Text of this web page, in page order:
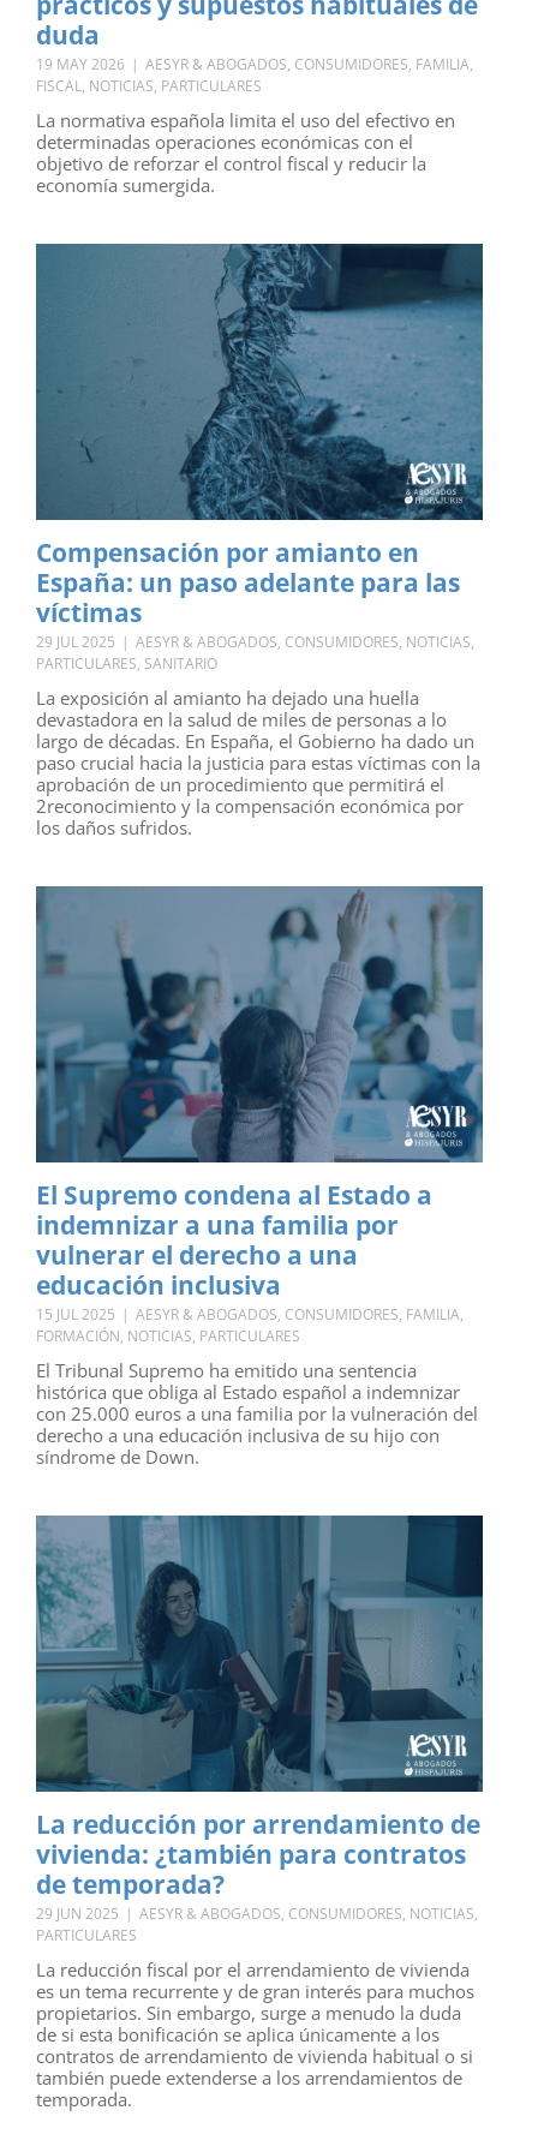
duda
19 MAY 2026 | AESYR & ABOGADOS, CONSUMIDORES, FAMILIA,
FISCAL, NOTICIAS, PARTICULARES
La normativa española limita el uso del efectivo en
determinadas operaciones económicas con el
objetivo de reforzar el control fiscal y reducir la
economía sumergida.
Compensación por amianto en
España: un paso adelante para las
víctimas
29 JUL 2025 | AESYR & ABOGADOS, CONSUMIDORES, NOTICIAS,
PARTICULARES, SANITARIO
La exposición al amianto ha dejado una huella
devastadora en la salud de miles de personas a lo
largo de décadas. En España, el Gobierno ha dado un
paso crucial hacia la justicia para estas víctimas con la
aprobación de un procedimiento que permitirá el
2reconocimiento y la compensación económica por
los daños sufridos.
El Supremo condena al Estado a
indemnizar a una familia por
vulnerar el derecho a una
educación inclusiva
15 JUL 2025 | AESYR & ABOGADOS, CONSUMIDORES, FAMILIA,
FORMACIÓN, NOTICIAS, PARTICULARES
El Tribunal Supremo ha emitido una sentencia
histórica que obliga al Estado español a indemnizar
con 25.000 euros a una familia por la vulneración del
derecho a una educación inclusiva de su hijo con
síndrome de Down.
La reducción por arrendamiento de
vivienda: ¿también para contratos
de temporada?
29 JUN 2025 | AESYR & ABOGADOS, CONSUMIDORES, NOTICIAS,
PARTICULARES
La reducción fiscal por el arrendamiento de vivienda
es un tema recurrente y de gran interés para muchos
propietarios. Sin embargo, surge a menudo la duda
de si esta bonificación se aplica únicamente a los
contratos de arrendamiento de vivienda habitual o si
también puede extenderse a los arrendamientos de
temporada.